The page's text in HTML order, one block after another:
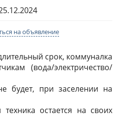
на объявление
срок, коммуналка
(вода/электричество/
будет, при заселении на
остается на своих